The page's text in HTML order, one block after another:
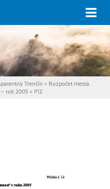
Trenčín > Rozpočet mesta
rok 2005 > P12